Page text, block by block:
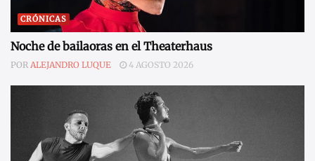
CRÓNICAS
Noche de bailaoras en el Theaterhaus
POR ALEJANDRO LUQUE 4 AGOSTO 2026